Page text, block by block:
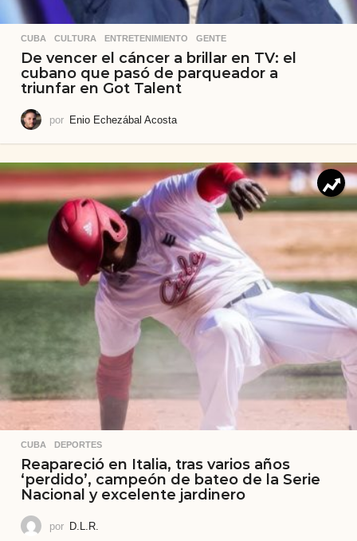
CUBA ,CULTURA ,ENTRETENIMIENTO ,GENTE
De vencer el cáncer a brillar en TV: el
cubano que pasó de parqueador a
triunfar en Got Talent
por Enio Echezábal Acosta
CUBA ,DEPORTES
Reapareció en Italia, tras varios años
‘perdido’, campeón de bateo de la Serie
Nacional y excelente jardinero
por D.L.R.